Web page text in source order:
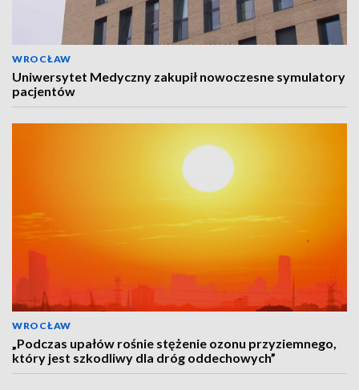
WROCŁAW
Uniwersytet Medyczny zakupił nowoczesne symulatory
pacjentów
WROCŁAW
„Podczas upałów rośnie stężenie ozonu przyziemnego,
który jest szkodliwy dla dróg oddechowych”